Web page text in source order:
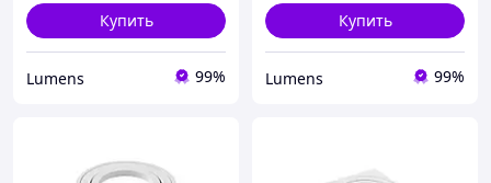
Купить
Lumens 99%
Купить
Lumens 99%